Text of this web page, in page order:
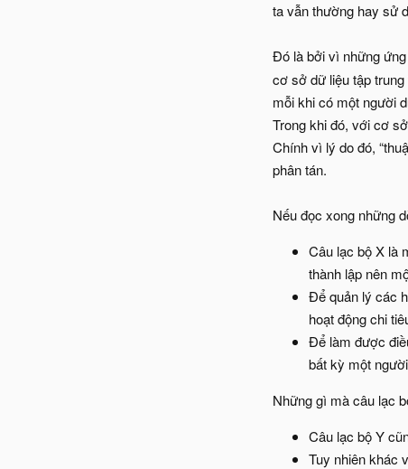
ta vẫn thường hay sử
Đó là bởi vì những
cơ sở dữ liệu tập
mỗi khi có một người
Trong khi đó, với cơ
Chính vì lý do đó,
phân tán.
Nếu đọc xong những
Câu lạc bộ X là
thành lập nên
Để quản lý các
hoạt động chi
Để làm được
bất kỳ một
Những gì mà câu lạc
Câu lạc bộ Y
Tuy nhiên khác